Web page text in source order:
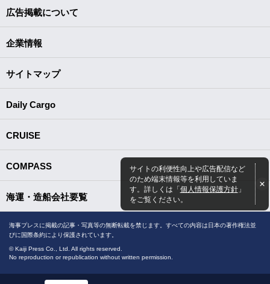
サイトの利便性向上や広告配信など
のため端末情報等を利用していま
す。詳しくは「個人情報保護方針」
をご覧ください。
広告掲載について
企業情報
サイトマップ
Daily Cargo
CRUISE
COMPASS
海運・造船会社要覧
海事プレスに掲載の記事・写真等の無断転載を禁じます。すべての内容は日本の著作権法並
びに国際条約により保護されています。
© Kaiji Press Co., Ltd. All rights reserved.
No reproduction or republication without written permission.